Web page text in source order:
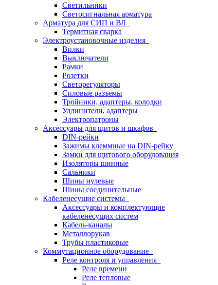
Светильники
Светосигнальная арматура
Арматура для СИП и ВЛ
Термитная сварка
Электроустановочные изделия
Вилки
Выключатели
Рамки
Розетки
Светорегуляторы
Силовые разъемы
Тройники, адаптеры, колодки
Удлинители, адаптеры
Электропатроны
Аксессуары для щитов и шкафов
DIN-рейки
Зажимы клеммные на DIN-рейку
Замки для щитового оборудования
Изоляторы шинные
Сальники
Шины нулевые
Шины соединительные
Кабеленесущие системы
Аксессуары и комплектующие
кабеленесущих систем
Кабель-каналы
Металлорукав
Трубы пластиковые
Коммутационное оборудование
Реле контроля и управления
Реле времени
Реле тепловые